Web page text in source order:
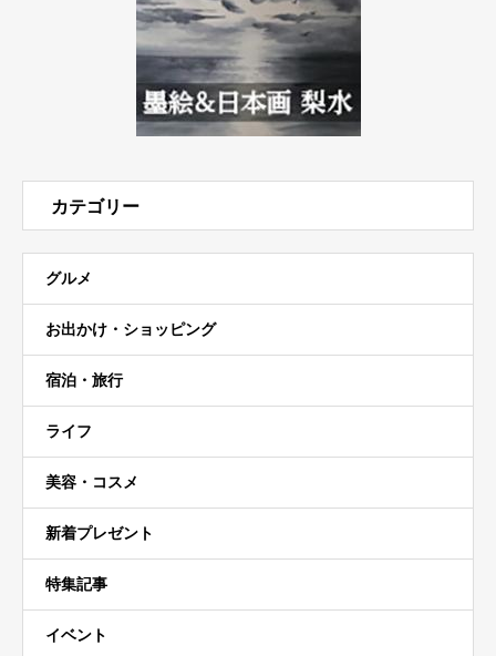
カテゴリー
グルメ
お出かけ・ショッピング
宿泊・旅行
ライフ
美容・コスメ
新着プレゼント
特集記事
イベント